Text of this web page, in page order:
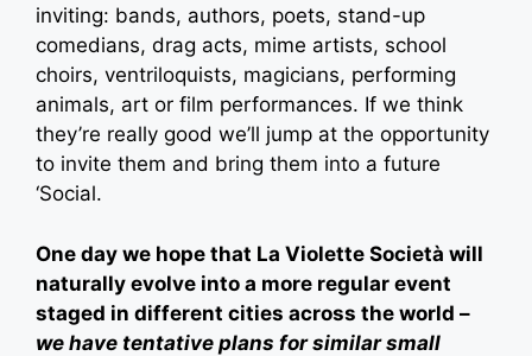
inviting: bands, authors, poets, stand-up
comedians, drag acts, mime artists, school
choirs, ventriloquists, magicians, performing
animals, art or film performances. If we think
they’re really good we’ll jump at the opportunity
to invite them and bring them into a future
‘Social.
One day we hope that La Violette Società will
naturally evolve into a more regular event
staged in different cities across the world –
we have tentative plans for similar small